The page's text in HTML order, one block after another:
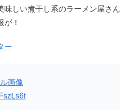
味しい煮干し系のラーメン屋さん
が！
ー
画像